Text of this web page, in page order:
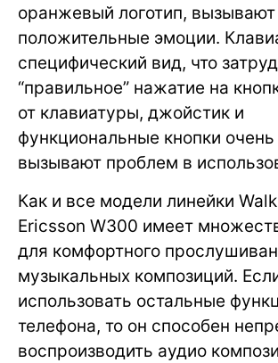
оранжевый логотип, вызывают
положительные эмоции.
специфический вид, что
“правильное” нажатие на
от клавиатуры, джойстик и
функциональные кнопки
вызывают проблем в
Как и все модели линейки
Ericsson W300 имеет
для комфортного
музыкальных композиций.
использовать остальные
телефона, то он способен
воспроизводить аудио